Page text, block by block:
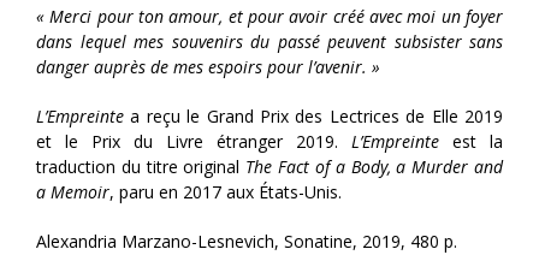
« Merci pour ton amour, et pour avoir créé avec moi un foyer
dans lequel mes souvenirs du passé peuvent subsister sans
danger auprès de mes espoirs pour l’avenir. »
L’Empreinte a reçu le Grand Prix des Lectrices de Elle 2019
et le Prix du Livre étranger 2019. L’Empreinte est la
traduction du titre original The Fact of a Body, a Murder and
a Memoir, paru en 2017 aux États-Unis.
Alexandria Marzano-Lesnevich, Sonatine, 2019, 480 p.